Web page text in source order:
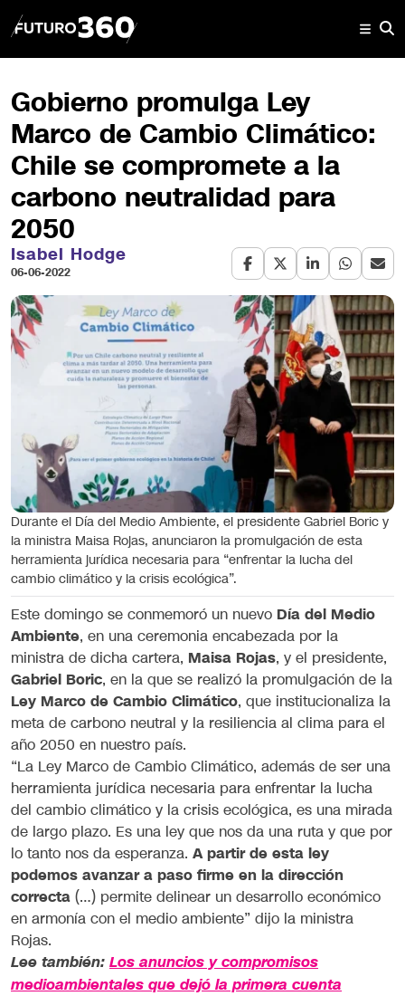
Gobierno promulga Ley
Marco de Cambio Climático:
Chile se compromete a la
carbono neutralidad para
2050
Isabel Hodge
06-06-2022
Durante el Día del Medio Ambiente, el presidente Gabriel Boric y
la ministra Maisa Rojas, anunciaron la promulgación de esta
herramienta jurídica necesaria para “enfrentar la lucha del
cambio climático y la crisis ecológica”.
Este domingo se conmemoró un nuevo Día del Medio
Ambiente, en una ceremonia encabezada por la
ministra de dicha cartera, Maisa Rojas, y el presidente,
Gabriel Boric, en la que se realizó la promulgación de la
Ley Marco de Cambio Climático, que institucionaliza la
meta de carbono neutral y la resiliencia al clima para el
año 2050 en nuestro país.
“La Ley Marco de Cambio Climático, además de ser una
herramienta jurídica necesaria para enfrentar la lucha
del cambio climático y la crisis ecológica, es una mirada
de largo plazo. Es una ley que nos da una ruta y que por
lo tanto nos da esperanza. A partir de esta ley
podemos avanzar a paso firme en la dirección
correcta (…) permite delinear un desarrollo económico
en armonía con el medio ambiente” dijo la ministra
Rojas.
Lee también: Los anuncios y compromisos
medioambientales que dejó la primera cuenta